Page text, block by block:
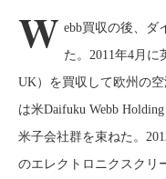
W ebb買収の後、ダ
た。2011年4月に
UK）を買収して欧州の
は米Daifuku Webb
米子会社群を束ねた。
のエレクトロニクスクリ